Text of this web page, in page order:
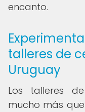
encanto.
talleres de
Uruguay
Los talleres
mucho más